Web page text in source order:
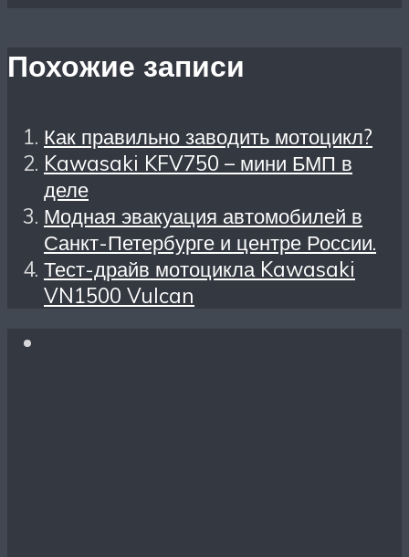
Похожие записи
Как правильно заводить мотоцикл?
Kawasaki KFV750 – мини БМП в
деле
Модная эвакуация автомобилей в
Санкт-Петербурге и центре России.
Тест-драйв мотоцикла Kawasaki
VN1500 Vulcan